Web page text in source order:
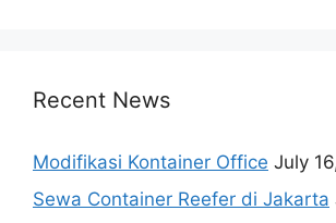
Recent News
Modifikasi Kontainer Office July
Sewa Container Reefer di Jakarta